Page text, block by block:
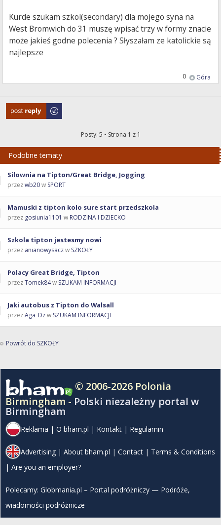
Kurde szukam szkol(secondary) dla mojego syna na
West Bromwich do 31 muszę wpisać trzy w formy znacie
może jakieś godne polecenia ? Słyszałam ze katolickie są
najlepsze
Góra
0
Odpowiedz
Posty: 5 • Strona 1 z 1
Podobne tematy
Silownia na Tipton/Great Bridge, Jogging
przezwb20w SPORT
Mamuski z tipton kolo sure start przedszkola
przez gosiunia1101 w RODZINA I DZIECKO
Szkola tipton jestesmy nowi
przez anianowysaczw SZKOŁY
Polacy Great Bridge, Tipton
przezTomek84w SZUKAM INFORMACJI
Jaki autobus z Tipton do Walsall
przezAga_Dzw SZUKAM INFORMACJI
Powrót do SZKOŁY
© 2006-2026 Polonia
Birmingham - Polski niezależny portal w
Birmingham
Reklama | O bham.pl | Kontakt | Regulamin
Advertising | About bham.pl | Contact | Terms & Conditions
| Are you an employer?
Polecamy: Globmania.pl – Portal podróżniczy — Podróże,
wiadomości podróżnicze